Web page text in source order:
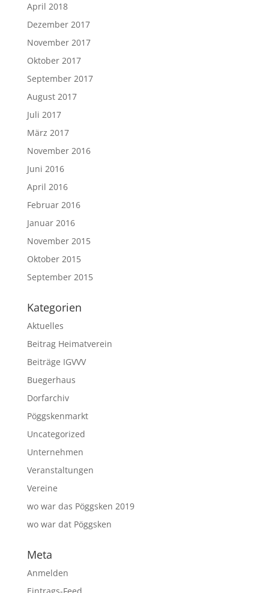
April 2018
Dezember 2017
November 2017
Oktober 2017
September 2017
August 2017
Juli 2017
März 2017
November 2016
Juni 2016
April 2016
Februar 2016
Januar 2016
November 2015
Oktober 2015
September 2015
Kategorien
Aktuelles
Beitrag Heimatverein
Beiträge IGVVV
Buegerhaus
Dorfarchiv
Pöggskenmarkt
Uncategorized
Unternehmen
Veranstaltungen
Vereine
wo war das Pöggsken 2019
wo war dat Pöggsken
Meta
Anmelden